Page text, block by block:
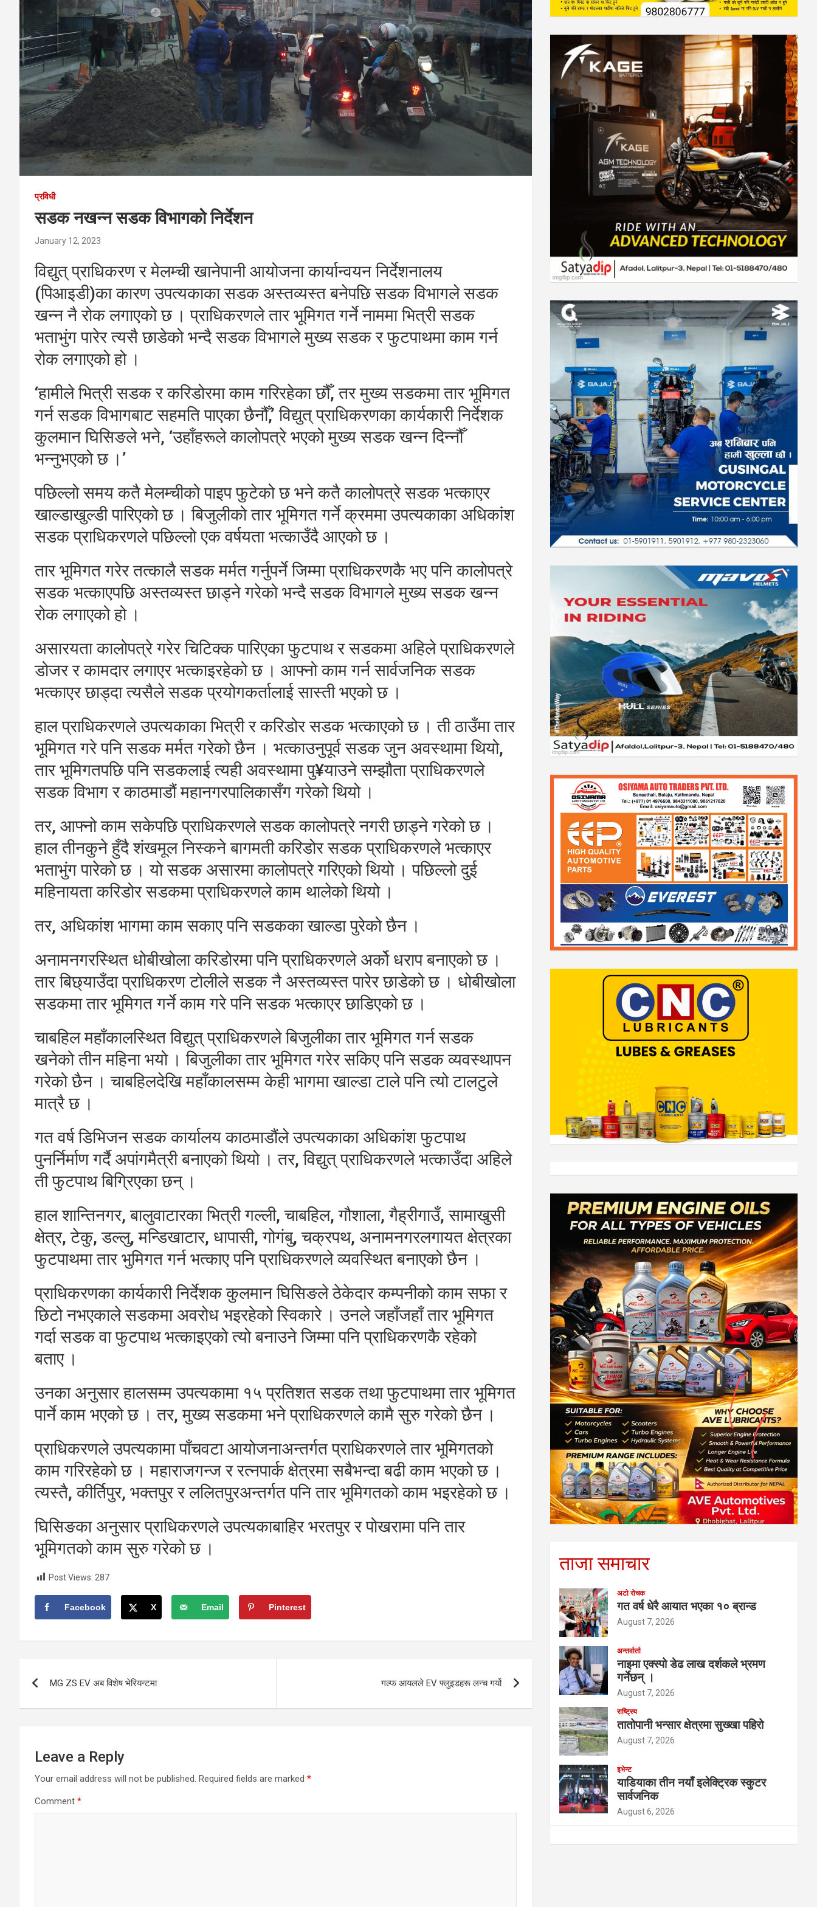
प्रविधी
सडक नखन्न सडक विभागको निर्देशन
January 12, 2023
विद्युत् प्राधिकरण र मेलम्ची खानेपानी आयोजना कार्यान्वयन निर्देशनालय
(पिआइडी)का कारण उपत्यकाका सडक अस्तव्यस्त बनेपछि सडक विभागले सडक
खन्न नै रोक लगाएको छ । प्राधिकरणले तार भूमिगत गर्ने नाममा भित्री सडक
भताभुंग पारेर त्यसै छाडेको भन्दै सडक विभागले मुख्य सडक र फुटपाथमा काम गर्न
रोक लगाएको हो ।
‘हामीले भित्री सडक र करिडोरमा काम गरिरहेका छौँ, तर मुख्य सडकमा तार भूमिगत
गर्न सडक विभागबाट सहमति पाएका छैनौँ,’ विद्युत् प्राधिकरणका कार्यकारी निर्देशक
कुलमान घिसिङले भने, ‘उहाँहरूले कालोपत्रे भएको मुख्य सडक खन्न दिन्नौँ
भन्नुभएको छ ।’
पछिल्लो समय कतै मेलम्चीको पाइप फुटेको छ भने कतै कालोपत्रे सडक भत्काएर
खाल्डाखुल्डी पारिएको छ । बिजुलीको तार भूमिगत गर्ने क्रममा उपत्यकाका अधिकांश
सडक प्राधिकरणले पछिल्लो एक वर्षयता भत्काउँदै आएको छ ।
तार भूमिगत गरेर तत्कालै सडक मर्मत गर्नुपर्ने जिम्मा प्राधिकरणकै भए पनि कालोपत्रे
सडक भत्काएपछि अस्तव्यस्त छाड्ने गरेको भन्दै सडक विभागले मुख्य सडक खन्न
रोक लगाएको हो ।
असारयता कालोपत्रे गरेर चिटिक्क पारिएका फुटपाथ र सडकमा अहिले प्राधिकरणले
डोजर र कामदार लगाएर भत्काइरहेको छ । आफ्नो काम गर्न सार्वजनिक सडक
भत्काएर छाड्दा त्यसैले सडक प्रयोगकर्तालाई सास्ती भएको छ ।
हाल प्राधिकरणले उपत्यकाका भित्री र करिडोर सडक भत्काएको छ । ती ठाउँमा तार
भूमिगत गरे पनि सडक मर्मत गरेको छैन । भत्काउनुपूर्व सडक जुन अवस्थामा थियो,
तार भूमिगतपछि पनि सडकलाई त्यही अवस्थामा पु¥याउने सम्झौता प्राधिकरणले
सडक विभाग र काठमाडौं महानगरपालिकासँग गरेको थियो ।
तर, आफ्नो काम सकेपछि प्राधिकरणले सडक कालोपत्रे नगरी छाड्ने गरेको छ ।
हाल तीनकुने हुँदै शंखमूल निस्कने बागमती करिडोर सडक प्राधिकरणले भत्काएर
भताभुंग पारेको छ । यो सडक असारमा कालोपत्रे गरिएको थियो । पछिल्लो दुई
महिनायता करिडोर सडकमा प्राधिकरणले काम थालेको थियो ।
तर, अधिकांश भागमा काम सकाए पनि सडकका खाल्डा पुरेको छैन ।
अनामनगरस्थित धोबीखोला करिडोरमा पनि प्राधिकरणले अर्को धराप बनाएको छ ।
तार बिछ्याउँदा प्राधिकरण टोलीले सडक नै अस्तव्यस्त पारेर छाडेको छ । धोबीखोला
सडकमा तार भूमिगत गर्ने काम गरे पनि सडक भत्काएर छाडिएको छ ।
चाबहिल महाँकालस्थित विद्युत् प्राधिकरणले बिजुलीका तार भूमिगत गर्न सडक
खनेको तीन महिना भयो । बिजुलीका तार भूमिगत गरेर सकिए पनि सडक व्यवस्थापन
गरेको छैन । चाबहिलदेखि महाँकालसम्म केही भागमा खाल्डा टाले पनि त्यो टालटुले
मात्रै छ ।
गत वर्ष डिभिजन सडक कार्यालय काठमाडौंले उपत्यकाका अधिकांश फुटपाथ
पुनर्निर्माण गर्दै अपांगमैत्री बनाएको थियो । तर, विद्युत् प्राधिकरणले भत्काउँदा अहिले
ती फुटपाथ बिग्रिएका छन् ।
हाल शान्तिनगर, बालुवाटारका भित्री गल्ली, चाबहिल, गौशाला, गैह्रीगाउँ, सामाखुसी
क्षेत्र, टेकु, डल्लु, मन्डिखाटार, धापासी, गोगंबु, चक्रपथ, अनामनगरलगायत क्षेत्रका
फुटपाथमा तार भुमिगत गर्न भत्काए पनि प्राधिकरणले व्यवस्थित बनाएको छैन ।
प्राधिकरणका कार्यकारी निर्देशक कुलमान घिसिङले ठेकेदार कम्पनीकोे काम सफा र
छिटो नभएकाले सडकमा अवरोध भइरहेको स्विकारे । उनले जहाँजहाँ तार भूमिगत
गर्दा सडक वा फुटपाथ भत्काइएको त्यो बनाउने जिम्मा पनि प्राधिकरणकै रहेको
बताए ।
उनका अनुसार हालसम्म उपत्यकामा १५ प्रतिशत सडक तथा फुटपाथमा तार भूमिगत
पार्ने काम भएको छ । तर, मुख्य सडकमा भने प्राधिकरणले कामै सुरु गरेको छैन ।
प्राधिकरणले उपत्यकामा पाँचवटा आयोजनाअन्तर्गत प्राधिकरणले तार भूमिगतको
काम गरिरहेको छ । महाराजगन्ज र रत्नपार्क क्षेत्रमा सबैभन्दा बढी काम भएको छ ।
त्यस्तै, कीर्तिपुर, भक्तपुर र ललितपुरअन्तर्गत पनि तार भूमिगतको काम भइरहेको छ ।
घिसिङका अनुसार प्राधिकरणले उपत्यकाबाहिर भरतपुर र पोखरामा पनि तार
भूमिगतको काम सुरु गरेको छ ।
Post Views: 287
Facebook X Email Pinterest
navigation
MG ZS EV अब विशेष भेरियन्टमा गल्फ आयलले EV फ्लुइडहरू लन्च गर्यो
Leave a Reply
Your email address will not be published. Required fields are marked *
Comment *
ताजा समाचार
अटो रोचक
गत वर्ष धेरै आयात भएका १० ब्रान्ड
August 7, 2026
अन्तर्वार्ता
नाइमा एक्स्पो डेढ लाख दर्शकले भ्रमण
गर्नेछन् ।
August 7, 2026
राष्ट्रिय
तातोपानी भन्सार क्षेत्रमा सुख्खा पहिरो
August 7, 2026
इभेन्ट
याडियाका तीन नयाँ इलेक्ट्रिक स्कुटर
सार्वजनिक
August 6, 2026